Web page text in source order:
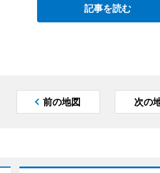
記事を読む
前の地図 次の